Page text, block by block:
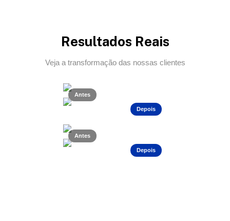
Resultados Reais
Veja a transformação das nossas clientes
Antes
Depois
Antes
Depois